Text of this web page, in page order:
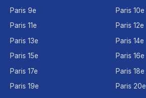
Paris 9e
Paris 10e
Paris 11e
Paris 12e
Paris 13e
Paris 14e
Paris 15e
Paris 16e
Paris 17e
Paris 18e
Paris 19e
Paris 20e